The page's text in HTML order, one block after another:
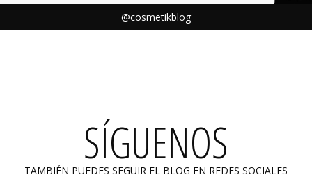
@cosmetikblog
SÍGUENOS
TAMBIÉN PUEDES SEGUIR EL BLOG EN REDES SOCIALES